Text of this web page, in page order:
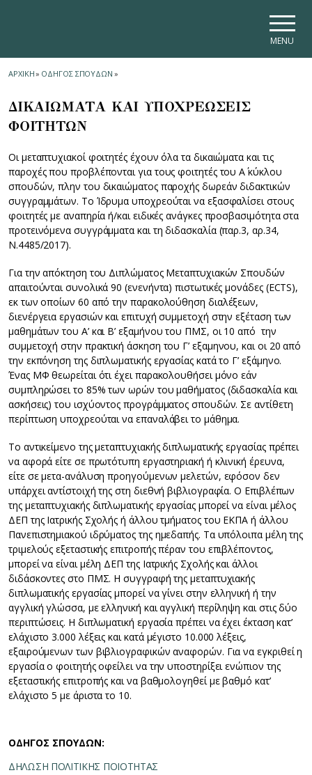
MENU
ΑΡΧΙΚΗ» ΟΔΗΓΟΣ ΣΠΟΥΔΩΝ »
ΔΙΚΑΙΩΜΑΤΑ ΚΑΙ ΥΠΟΧΡΕΩΣΕΙΣ
ΦΟΙΤΗΤΩΝ
Οι μεταπτυχιακοί φοιτητές έχουν όλα τα δικαιώματα και τις
παροχές που προβλέπονται για τους φοιτητές του Α΄ κύκλου
σπουδών, πλην του δικαιώματος παροχής δωρεάν διδακτικών
συγγραμμάτων. Το Ίδρυμα υποχρεούται να εξασφαλίσει στους
φοιτητές με αναπηρία ή/και ειδικές ανάγκες προσβασιμότητα στα
προτεινόμενα συγγράμματα και τη διδασκαλία (παρ.3, αρ.34,
Ν.4485/2017).
Για την απόκτηση του Διπλώματος Μεταπτυχιακών Σπουδών
απαιτούνται συνολικά 90 (ενενήντα) πιστωτικές μονάδες (ECTS),
εκ των οποίων 60 από την παρακολούθηση διαλέξεων,
διενέργεια εργασιών και επιτυχή συμμετοχή στην εξέταση των
μαθημάτων του Α’ και Β’ εξαμήνου του ΠΜΣ, οι 10 από την
συμμετοχή στην πρακτική άσκηση του Γ’ εξαμηνου, και οι 20 από
την εκπόνηση της διπλωματικής εργασίας κατά το Γ’ εξάμηνο.
Ένας ΜΦ θεωρείται ότι έχει παρακολουθήσει μόνο εάν
συμπληρώσει το 85% των ωρών του μαθήματος (διδασκαλία και
ασκήσεις) του ισχύοντος προγράμματος σπουδών. Σε αντίθετη
περίπτωση υποχρεούται να επαναλάβει το μάθημα.
Το αντικείμενο της μεταπτυχιακής διπλωματικής εργασίας πρέπει
να αφορά είτε σε πρωτότυπη εργαστηριακή ή κλινική έρευνα,
είτε σε μετα-ανάλυση προηγούμενων μελετών, εφόσον δεν
υπάρχει αντίστοιχή της στη διεθνή βιβλιογραφία. Ο Επιβλέπων
της μεταπτυχιακής διπλωματικής εργασίας μπορεί να είναι μέλος
ΔΕΠ της Ιατρικής Σχολής ή άλλου τμήματος του ΕΚΠΑ ή άλλου
Πανεπιστημιακού ιδρύματος της ημεδαπής. Τα υπόλοιπα μέλη της
τριμελούς εξεταστικής επιτροπής πέραν του επιβλέποντος,
μπορεί να είναι μέλη ΔΕΠ της Ιατρικής Σχολής και άλλοι
διδάσκοντες στο ΠΜΣ. Η συγγραφή της μεταπτυχιακής
διπλωματικής εργασίας μπορεί να γίνει στην ελληνική ή την
αγγλική γλώσσα, με ελληνική και αγγλική περίληψη και στις δύο
περιπτώσεις. Η διπλωματική εργασία πρέπει να έχει έκταση κατ’
ελάχιστο 3.000 λέξεις και κατά μέγιστο 10.000 λέξεις,
εξαιρούμενων των βιβλιογραφικών αναφορών. Για να εγκριθεί η
εργασία ο φοιτητής οφείλει να την υποστηρίξει ενώπιον της
εξεταστικής επιτροπής και να βαθμολογηθεί με βαθμό κατ’
ελάχιστο 5 με άριστα το 10.
ΟΔΗΓΟΣ ΣΠΟΥΔΩΝ:
ΔΗΛΩΣΗ ΠΟΛΙΤΙΚΗΣ ΠΟΙΟΤΗΤΑΣ